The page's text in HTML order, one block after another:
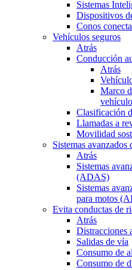
Sistemas
Dispositivos
Conos
Vehículos seguros
Atrás
Conducción
Atrás
Marco
Clasificación
Llamadas a
Movilidad
Sistemas
Atrás
Sistemas
(ADAS)
Sistemas
para motos
Evita conductas de
Atrás
Distracciones
Salidas de vía
Consumo de
Consumo de